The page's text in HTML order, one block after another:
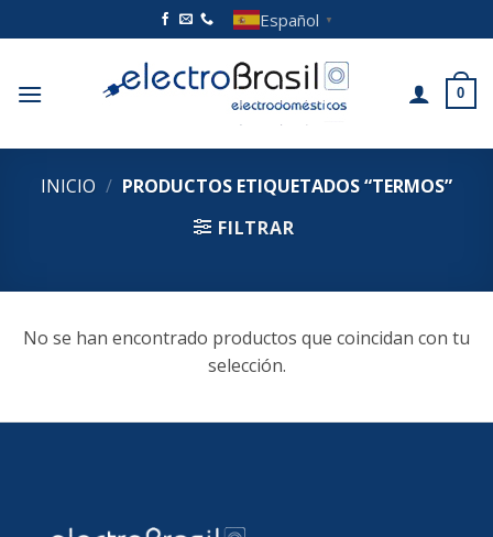
al
Español ▼
0
INICIO / PRODUCTOS ETIQUETADOS “TERMOS”
FILTRAR
No se han encontrado productos que coincidan con tu
selección.